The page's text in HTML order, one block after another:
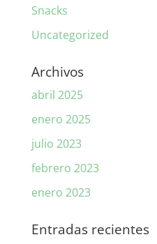
Snacks
Uncategorized
Archivos
abril 2025
enero 2025
julio 2023
febrero 2023
enero 2023
Entradas recientes